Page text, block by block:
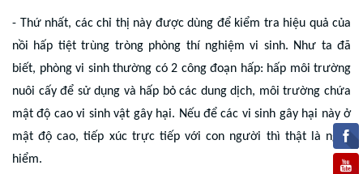
- Thứ nhất, các chỉ thị này được dùng để kiểm tra hiệu quả của
nồi hấp tiệt trùng tròng phòng thí nghiệm vi sinh. Như ta đã
biết, phòng vi sinh thường có 2 công đoạn hấp: hấp môi trường
nuôi cấy để sử dụng và hấp bỏ các dung dịch, môi trường chứa
mật độ cao vi sinh vật gây hại. Nếu để các vi sinh gây hại này ở
mật độ cao, tiếp xúc trực tiếp với con người thì thật là nguy
hiểm.